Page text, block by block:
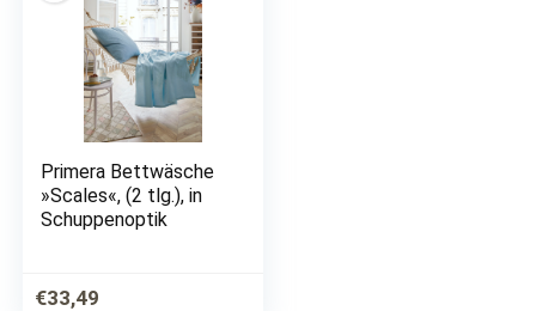
Primera Bettwäsche
»Scales«, (2 tlg.), in
Schuppenoptik
€33,49